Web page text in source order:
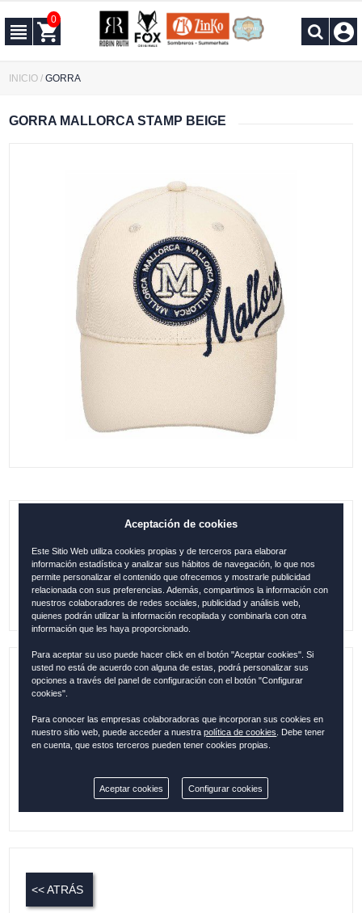
0
INICIO /GORRA
GORRA MALLORCA STAMP BEIGE
GORRA MALLORCA STAMP BEIGE
0.00€
Referencia: MALL1248
Colección: MALLORCA
<< ATRÁS
Aceptación de cookies
Este Sitio Web utiliza cookies propias y de terceros para elaborar
información estadística y analizar sus hábitos de navegación, lo que nos
permite personalizar el contenido que ofrecemos y mostrarle publicidad
relacionada con sus preferencias. Además, compartimos la información con
nuestros colaboradores de redes sociales, publicidad y análisis web,
quienes podrán utilizar la información recopilada y combinarla con otra
información que les haya proporcionado.
Para aceptar su uso puede hacer click en el botón "Aceptar cookies". Si
usted no está de acuerdo con alguna de estas, podrá personalizar sus
opciones a través del panel de configuración con el botón "Configurar
cookies".
Para conocer las empresas colaboradoras que incorporan sus cookies en
nuestro sitio web, puede acceder a nuestrapolítica de cookies
. Debe tener
en cuenta, que estos terceros pueden tener cookies propias.
Aceptar cookies Configurar cookies